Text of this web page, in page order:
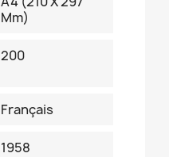
Mm)
200
Français
1958